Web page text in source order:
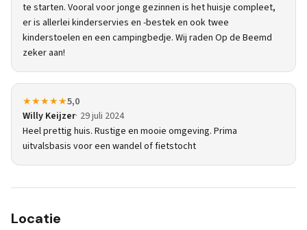
te starten. Vooral voor jonge gezinnen is het huisje compleet,
er is allerlei kinderservies en -bestek en ook twee
kinderstoelen en een campingbedje. Wij raden Op de Beemd
zeker aan!
★★★★★5,0
Willy Keijzer 29 juli 2024
Heel prettig huis. Rustige en mooie omgeving. Prima
uitvalsbasis voor een wandel of fietstocht
Locatie